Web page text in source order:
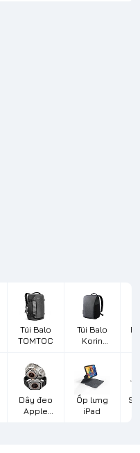
Túi Balo
TOMTOC
Túi Balo
Korin
Dây đeo
Apple
Ốp lưng
iPad